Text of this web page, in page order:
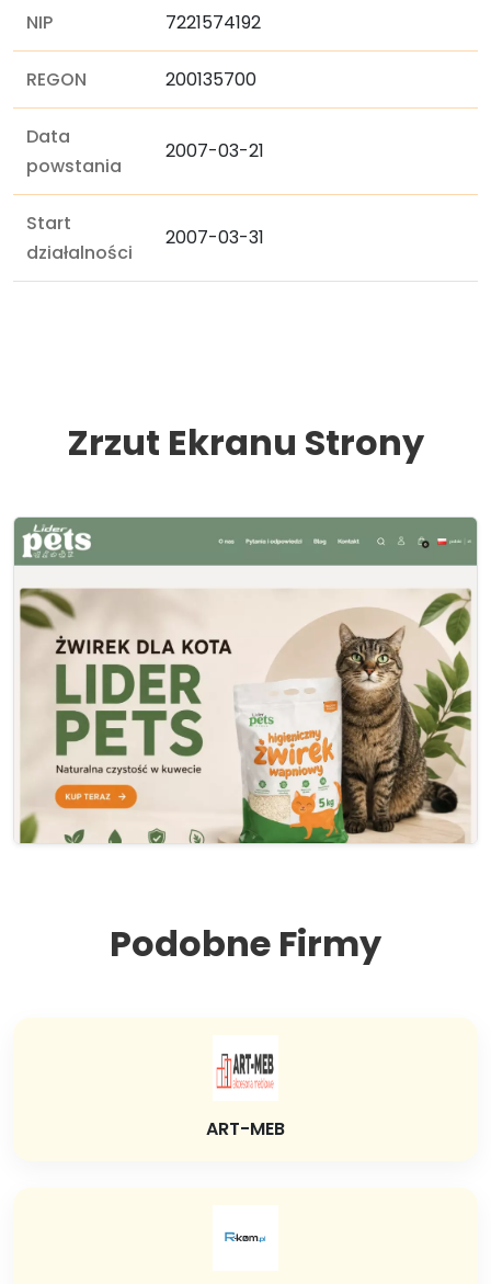
NIP 7221574192
REGON 200135700
Data
powstania
2007-03-21
Start
działalności
2007-03-31
Zrzut Ekranu Strony
Podobne Firmy
ART-MEB